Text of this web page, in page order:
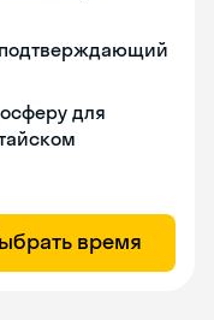
подтверждающий
для
время